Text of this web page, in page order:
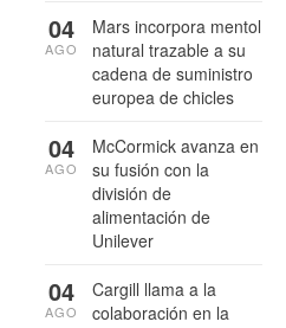
Mars incorpora mentol
natural trazable a su
cadena de suministro
europea de chicles
04
AGO
McCormick avanza en
su fusión con la
división de
alimentación de
Unilever
04
AGO
Cargill llama a la
colaboración en la
04
AGO